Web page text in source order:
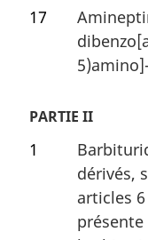
17
PARTIE II
1
dérivés,
articles
présente